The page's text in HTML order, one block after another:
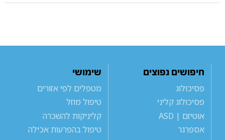
חיפושים נפוצים
פסיכולוג
פסיכולוג קליני
אוטיזם | ASD
אספרגר
שימושי
מטפלים לפי אזורים
טיפול מוזל
קליניקות להשכרה
טיפול בהפרעות אכילה